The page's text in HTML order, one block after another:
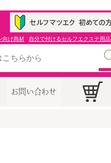
向け商材 自分で付けるセルフエクステ用品